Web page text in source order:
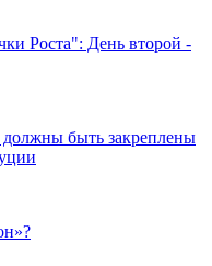
Роста": День второй -
быть закреплены